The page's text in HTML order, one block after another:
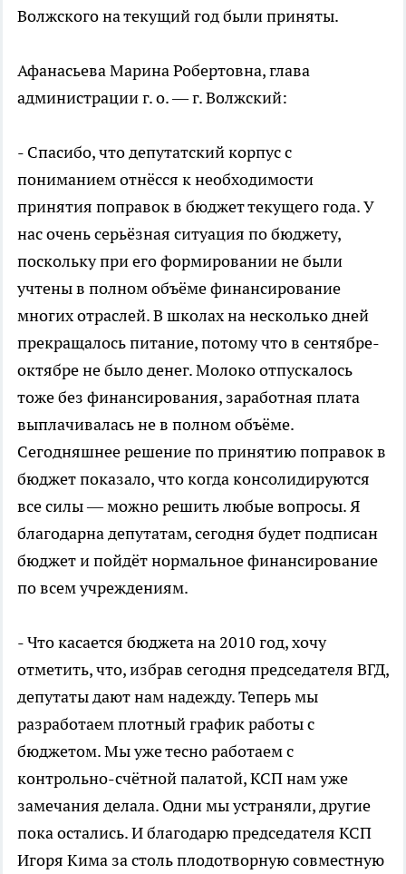
Волжского на текущий год были приняты.
Афанасьева Марина Робертовна, глава
администрации г. о. — г. Волжский:
- Спасибо, что депутатский корпус с
пониманием отнёсся к необходимости
принятия поправок в бюджет текущего года. У
нас очень серьёзная ситуация по бюджету,
поскольку при его формировании не были
учтены в полном объёме финансирование
многих отраслей. В школах на несколько дней
прекращалось питание, потому что в сентябре-
октябре не было денег. Молоко отпускалось
тоже без финансирования, заработная плата
выплачивалась не в полном объёме.
Сегодняшнее решение по принятию поправок в
бюджет показало, что когда консолидируются
все силы — можно решить любые вопросы. Я
благодарна депутатам, сегодня будет подписан
бюджет и пойдёт нормальное финансирование
по всем учреждениям.
- Что касается бюджета на 2010 год, хочу
отметить, что, избрав сегодня председателя ВГД,
депутаты дают нам надежду. Теперь мы
разработаем плотный график работы с
бюджетом. Мы уже тесно работаем с
контрольно-счётной палатой, КСП нам уже
замечания делала. Одни мы устраняли, другие
пока остались. И благодарю председателя КСП
Игоря Кима за столь плодотворную совместную